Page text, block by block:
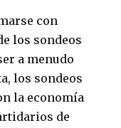
con
los sondeos
a menudo
los sondeos
la economía
de